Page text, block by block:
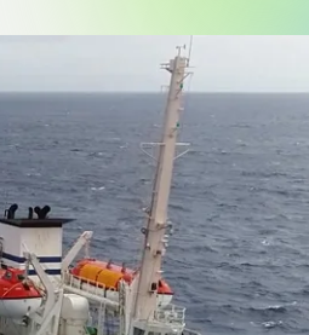
学生生活
学生生活
学生生活サポ